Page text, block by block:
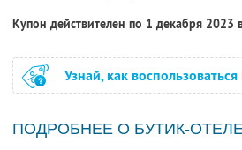
Купон действителен по 1 декабря 2023
Узнай, как
ПОДРОБНЕЕ О БУТИК-